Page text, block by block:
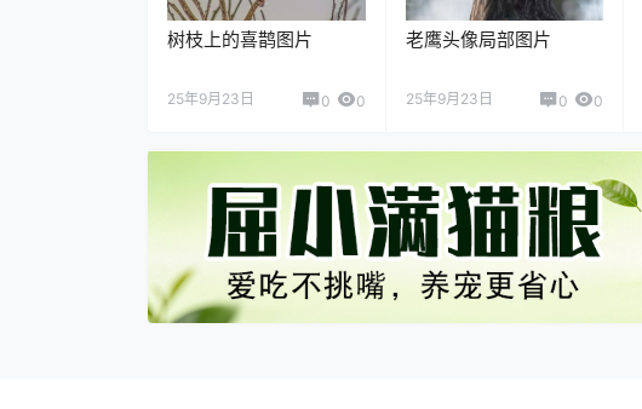
树枝上的喜鹊图片
25年9月23日 0 0
老鹰头像局部图片
25年9月23日 0 0